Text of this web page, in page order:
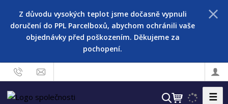
Z důvodu vysokých teplot jsme dočasně vypnuli
doručení do PPL Parcelboxů, abychom ochránili vaše
objednávky před poškozením. Děkujeme za
pochopení.
V
☰